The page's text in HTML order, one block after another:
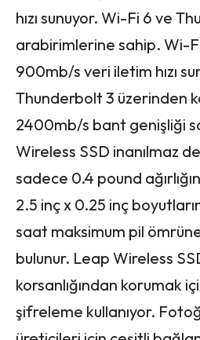
hızı sunuyor. Wi-Fi 6 ve
arabirimlerine sahip. Wi-Fi
900mb/s veri iletim hızı
Thunderbolt 3 üzerinden
2400mb/s bant genişliği
Wireless SSD inanılmaz
sadece 0.4 pound
2.5 inç x 0.25 inç
saat maksimum pil
bulunur. Leap Wireless
korsanlığından korumak
şifreleme kullanıyor.